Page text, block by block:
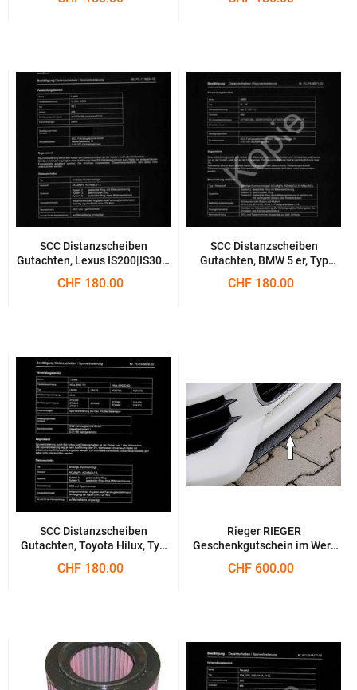
SCC Distanzscheiben
Gutachten, Lexus IS200|IS300,
CHF 180.00
SCC Distanzscheiben
Gutachten, BMW 5 er, Typ
CHF 180.00
SCC Distanzscheiben
Gutachten, Toyota Hilux, Typ
CHF 180.00
Rieger RIEGER
Geschenkgutschein im Wert
CHF 600.00